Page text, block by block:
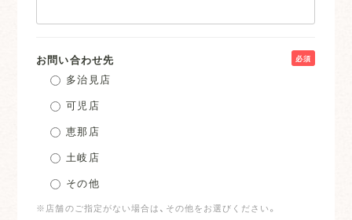
お問い合わせ先 必須
多治見店
可児店
恵那店
土岐店
その他
※店舗のご指定がない場合は、その他をお選びください。